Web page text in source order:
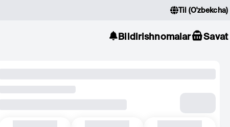
Til (O'zbekcha)
Bildirishnomalar Savat